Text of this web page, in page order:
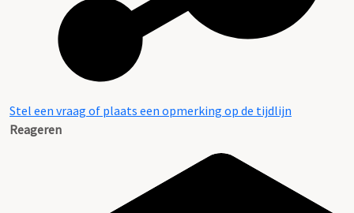
Stel een vraag of plaats een opmerking op de tijdlijn
Reageren